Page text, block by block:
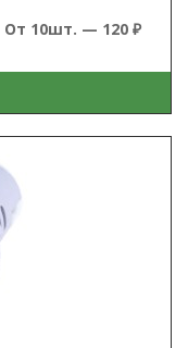
От 10шт. — 120 ₽